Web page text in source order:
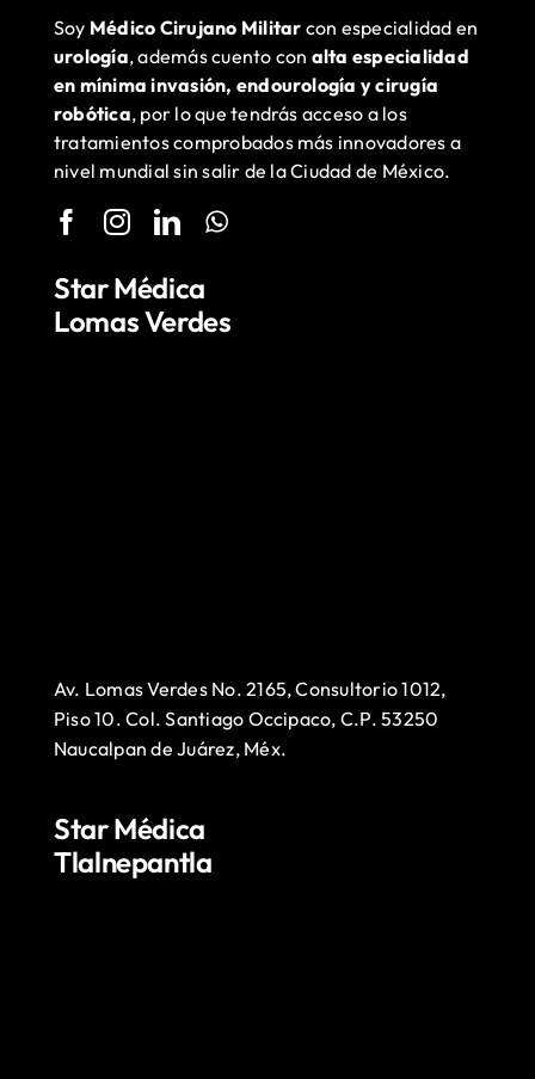
Soy Médico Cirujano Militar con especialidad en
urología, además cuento con alta especialidad
en mínima invasión, endourología y cirugía
robótica, por lo que tendrás acceso a los
tratamientos comprobados más innovadores a
nivel mundial sin salir de la Ciudad de México.
Star Médica
Lomas Verdes
Av. Lomas Verdes No. 2165, Consultorio 1012,
Piso 10. Col. Santiago Occipaco, C.P. 53250
Naucalpan de Juárez, Méx.
Star Médica
Tlalnepantla